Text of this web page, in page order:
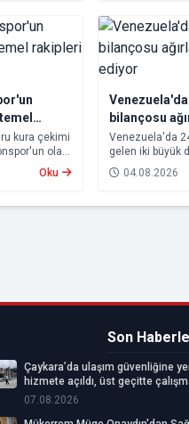
metrekaresine
kura çekimi
olası
ve
karşıya
Oku
bilançosu
ediyor
Venezuela'da
gelen iki büyük
kaybı artmaya
04.08.2026
Son
Çaykara’da ulaşım güvenliğine
hizmete açıldı, üst geçitte
07.08.2026